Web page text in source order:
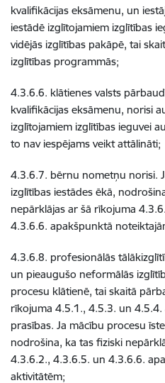
kvalifikācijas eksāmenu, un
iestādē izglītojamiem izglītības
vidējās izglītības pakāpē, tai
izglītības programmās;
4.3.6.6. klātienes valsts
kvalifikācijas eksāmenu, norisi
izglītojamiem izglītības ieguvei
to nav iespējams veikt attālināti;
4.3.6.7. bērnu nometņu norisi.
izglītības iestādes ēkā,
nepārklājas ar šā rīkojuma
4.3.6.6. apakšpunktā
4.3.6.8. profesionālās
un pieaugušo neformālās
procesu klātienē, tai skaitā
rīkojuma 4.5.1., 4.5.3. un
prasības. Ja mācību procesu
nodrošina, ka tas fiziski
4.3.6.2., 4.3.6.5. un 4.3.6.6.
aktivitātēm;